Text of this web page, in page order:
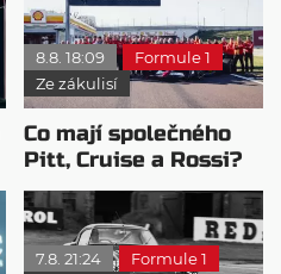
8.8. 18:09
Formule 1
Ze zákulisí
Co mají společného
Pitt, Cruise a Rossi?
Všichni řídili
monopost F1
7.8. 21:24
Formule 1